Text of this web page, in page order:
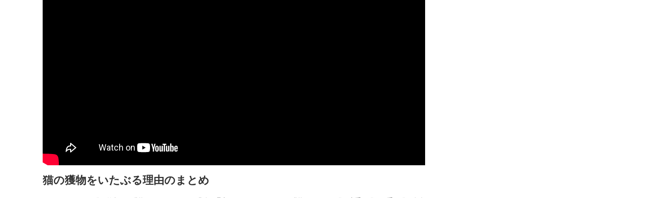
猫の獲物をいたぶる理由のまとめ